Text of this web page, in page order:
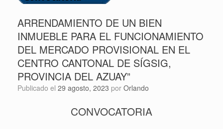
ARRENDAMIENTO DE UN BIEN
INMUEBLE PARA EL FUNCIONAMIENTO
DEL MERCADO PROVISIONAL EN EL
CENTRO CANTONAL DE SÍGSIG,
PROVINCIA DEL AZUAY”
Publicado el 29 agosto, 2023 por Orlando
CONVOCATORIA